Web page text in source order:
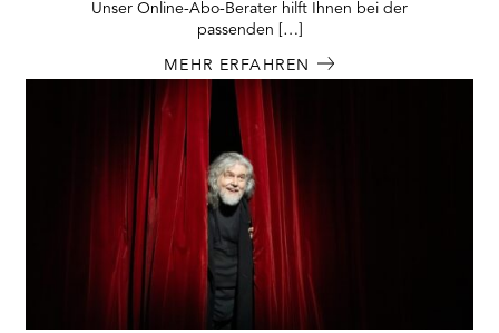
Unser Online-Abo-Berater hilft Ihnen bei der
passenden […]
MEHR ERFAHREN